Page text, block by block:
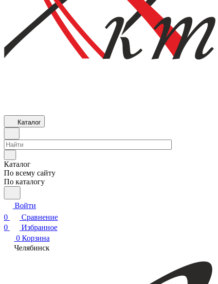
Каталог
Каталог
По всему сайту
По каталогу
Войти
0
Сравнение
0
Избранное
0 Корзина
Челябинск